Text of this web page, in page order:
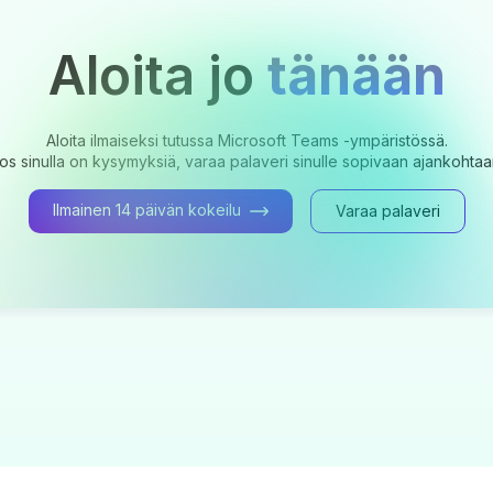
Aloita jotänään
Aloita ilmaiseksi tutussa Microsoft Teams -ympäristössä.
sinulla on kysymyksiä, varaa palaveri sinulle sopivaan
Ilmainen 14 päivän kokeilu Varaa palaveri